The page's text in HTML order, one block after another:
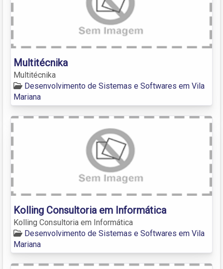
Multitécnika
Multitécnika
Desenvolvimento de Sistemas e Softwares em Vila
Mariana
Kolling Consultoria em Informática
Kolling Consultoria em Informática
Desenvolvimento de Sistemas e Softwares em Vila
Mariana